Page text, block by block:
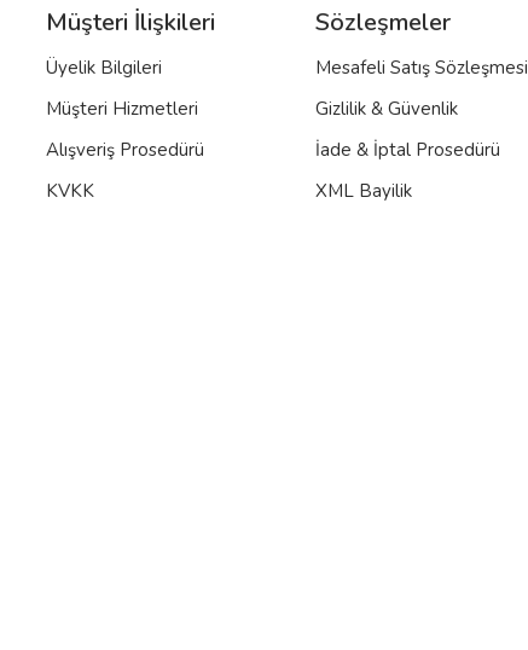
Müşteri İlişkileri
Üyelik Bilgileri
Müşteri Hizmetleri
Alışveriş Prosedürü
KVKK
Sözleşmeler
Mesafeli Satış Sözleşmesi
Gizlilik & Güvenlik
İade & İptal Prosedürü
XML Bayilik